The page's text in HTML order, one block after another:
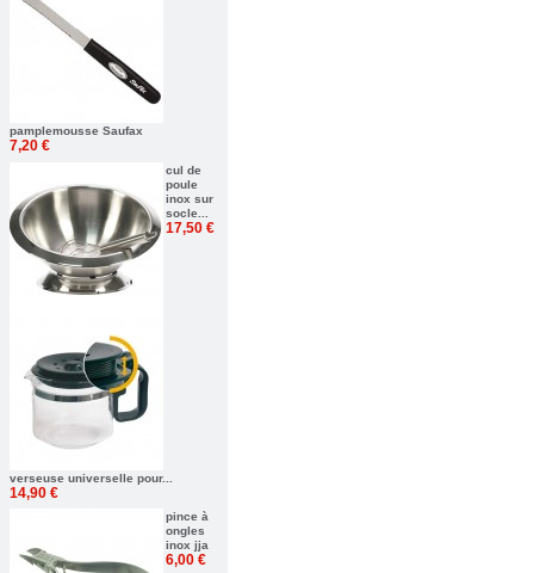
pamplemousse Saufax
7,20 €
cul de
poule
inox sur
socle...
17,50 €
verseuse universelle pour...
14,90 €
pince à
ongles
inox jja
6,00 €